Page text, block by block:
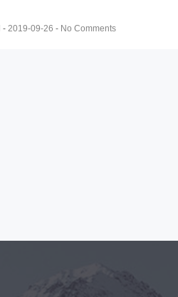
- 2019-09-26 - No Comments